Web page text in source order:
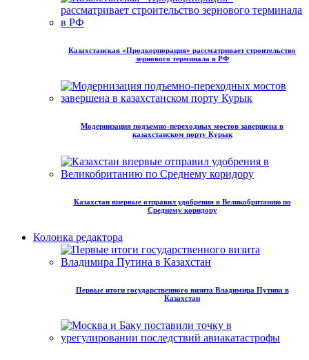
Казахстанская «Продкорпорация» рассматривает строительство
зернового терминала в РФ
Модернизация подъемно-переходных мостов завершена в
казахстанском порту Курык
Казахстан впервые отправил удобрения в Великобританию по
Среднему коридору
Колонка редактора
Первые итоги государственного визита Владимира Путина в
Казахстан